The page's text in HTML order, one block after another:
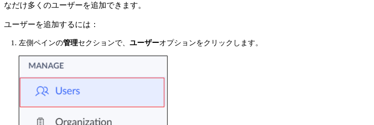
なだけ多くのユーザーを追加できます。
ユーザーを追加するには：
左側ペインの管理セクションで、 ユーザーオプションをクリックします。